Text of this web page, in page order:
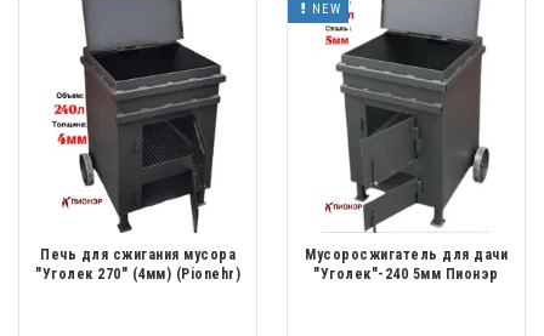
Печь для сжигания мусора
"Уголек 270" (4мм) (Pionehr)
NEW
Мусоросжигатель для дачи
"Уголек"-240 5мм Пионэр